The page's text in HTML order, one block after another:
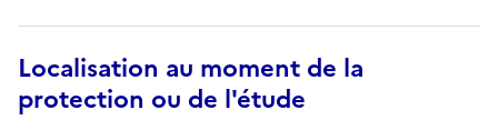
Localisation au moment de la
protection ou de l'étude